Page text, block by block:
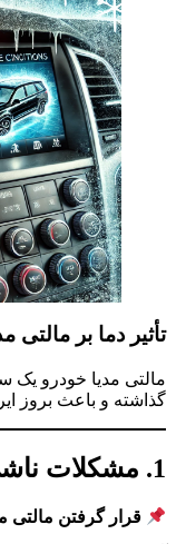
تأثیر دما بر مالتی
مالتی مدیا خودرو
گذاشته و باعث بروز
1. مشکلات ناشی از گرمای شدید
قرار گرفتن مالتی